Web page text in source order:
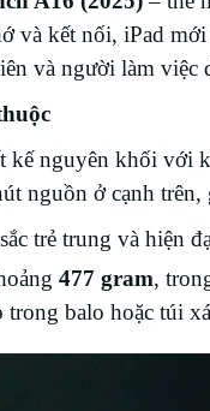
và kết nối, iPad
và người làm việc
nguyên khối với
nguồn ở cạnh
trẻ trung và hiện
477 gram,
trong balo hoặc túi